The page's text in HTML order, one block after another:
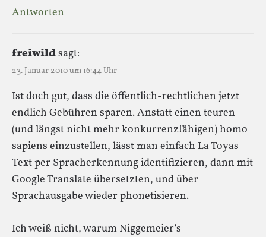
Antworten
freiwildsagt:
23. Januar 2010 um 16:44 Uhr
Ist doch gut, dass die öffentlich-rechtlichen jetzt
endlich Gebühren sparen. Anstatt einen teuren
(und längst nicht mehr konkurrenzfähigen) homo
sapiens einzustellen, lässt man einfach La Toyas
Text per Spracherkennung identifizieren, dann mit
Google Translate übersetzten, und über
Sprachausgabe wieder phonetisieren.
Ich weiß nicht, warum Niggemeier’s